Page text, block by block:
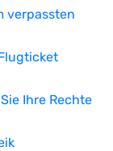
verpassten
Ihre Rechte